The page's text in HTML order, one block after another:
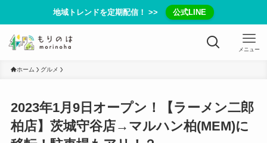
地域トレンドを定期配信！ >> 公式LINE
メニュー
ホーム グルメ
2023年1月9日オープン！【ラーメン二郎
柏店】茨城守谷店→マルハン柏(MEM)に